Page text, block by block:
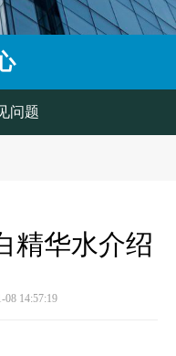
问题
精华水介绍
08 14:57:19